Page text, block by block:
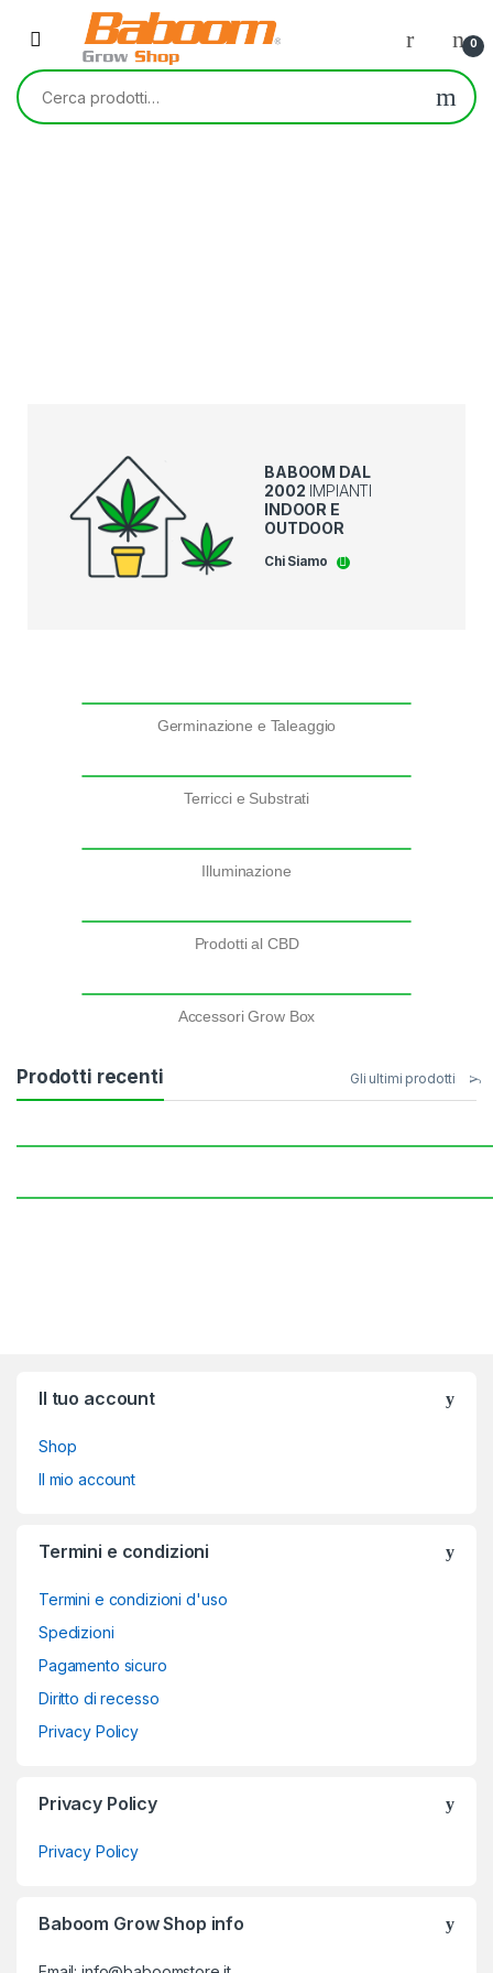
0
BABOOM DAL
2002 IMPIANTI
INDOOR E
OUTDOOR
Chi Siamo
Germinazione e Taleaggio
Terricci e Substrati
Illuminazione
Prodotti al CBD
Accessori Grow Box
Prodotti recenti Gli ultimi prodotti
Il tuo account
Shop
Il mio account
Termini e condizioni
Termini e condizioni d'uso
Spedizioni
Pagamento sicuro
Diritto di recesso
Privacy Policy
Privacy Policy
Privacy Policy
Baboom Grow Shop info